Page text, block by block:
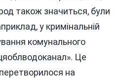
також значиться, були
у кримінальній
комунального
Це
на